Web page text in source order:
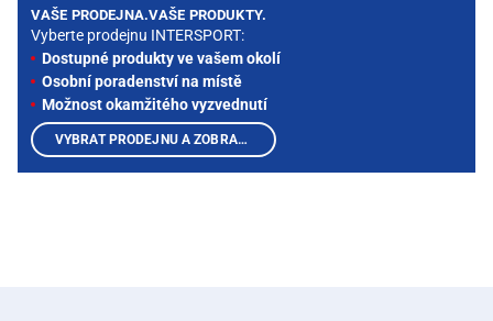
VAŠE PRODEJNA.VAŠE PRODUKTY.
Vyberte prodejnu INTERSPORT:
Dostupné produkty ve vašem okolí
Osobní poradenství na místě
Možnost okamžitého vyzvednutí
VYBRAT PRODEJNU A ZOBRAZIT PRODUKTY